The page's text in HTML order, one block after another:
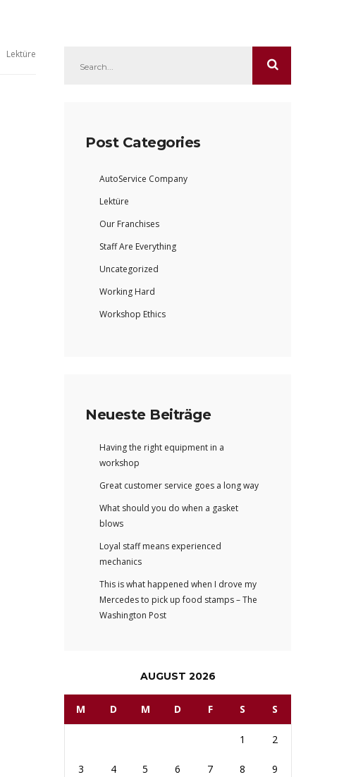
Lektüre
Post Categories
AutoService Company
Lektüre
Our Franchises
Staff Are Everything
Uncategorized
Working Hard
Workshop Ethics
Neueste Beiträge
Having the right equipment in a
workshop
Great customer service goes a long way
What should you do when a gasket
blows
Loyal staff means experienced
mechanics
This is what happened when I drove my
Mercedes to pick up food stamps – The
Washington Post
AUGUST 2026
M D M D F S S
1 2
3 4 5 6 7 8 9